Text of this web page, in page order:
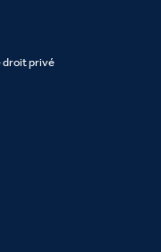
droit privé